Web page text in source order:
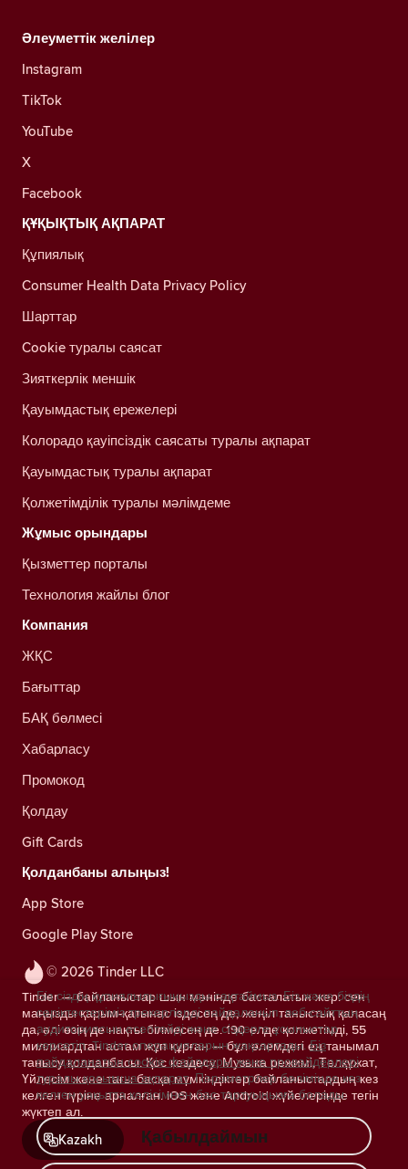
© 2026 Tinder LLC
Tinder — байланыстар шын мәнінде басталатын жер: сен
маңызды қарым-қатынас іздесең де, жеңіл таныстық қаласаң
да, әлі өзің де нақты білмесең де. 190 елде қолжетімді, 55
миллиардтан астам жұп құрған — бұл әлемдегі ең танымал
танысу қолданбасы. Қос кездесу, Музыка режимі, Төлқұжат,
Үйлесім және тағы басқа мүмкіндіктер байланыстардың кез
келген түріне арналған. iOS және Android жүйелерінде тегін
жүктеп ал.
Kazakh
Әлеуметтік желілер
Instagram
TikTok
YouTube
X
Facebook
ҚҰҚЫҚТЫҚ АҚПАРАТ
Құпиялық
Consumer Health Data Privacy Policy
Шарттар
Cookie туралы саясат
Зияткерлік меншік
Қауымдастық ережелері
Колорадо қауіпсіздік саясаты туралы ақпарат
Қауымдастық туралы ақпарат
Қолжетімділік туралы мәлімдеме
Жұмыс орындары
Қызметтер порталы
Технология жайлы блог
Компания
ЖҚС
Бағыттар
БАҚ бөлмесі
Хабарласу
Промокод
Қолдау
Gift Cards
Қолданбаны алыңыз!
App Store
Google Play Store
Біз сіздің құпиялылығыңызды сақтаймыз. Біз және біздің
серіктестеріміз трекерлерді пайдаланып, веб-сайттың
аудиториясын есептейді және сіздерге ұсыныстар
көрсетіп, Tinder операцияларын жақсартады. Біз
пайдаланатын cookie файлдары және провайдерлері
туралы қосымша ақпарат. Параметрлер бөлімінде кез
келген уақытта келісімнен бас тартуыңызға болады.
Қабылдаймын